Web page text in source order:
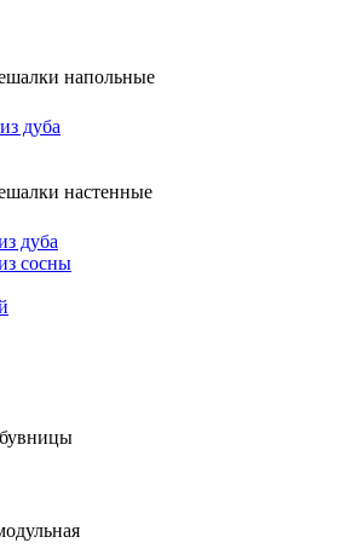
напольные
дуба
настенные
дуба
сосны